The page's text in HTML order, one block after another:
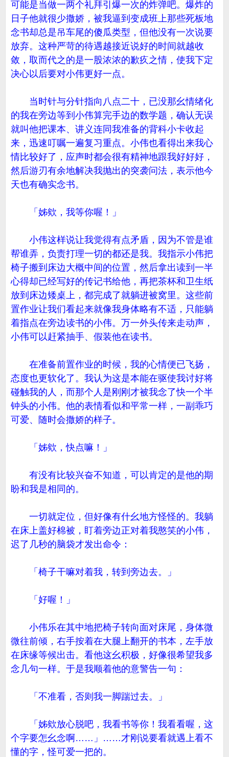
可能是当做一两个礼拜引爆一次的炸弹吧。爆炸的
日子他就很少撒娇，被我逼到变成班上那些死板地
念书却总是吊车尾的傻瓜类型，但他没有一次说要
放弃。这种严苛的待遇越接近说好的时间就越收
敛，取而代之的是一股浓浓的歉疚之情，使我下定
决心以后要对小伟更好一点。
当时针与分针指向八点二十，已没那幺情绪化
的我在旁边等到小伟算完手边的数学题，确认无误
就叫他把课本、讲义连同我准备的背科小卡收起
来，迅速叮嘱一遍复习重点。小伟也看得出来我心
情比较好了，应声时都会很有精神地跟我好好好，
然后游刃有余地解决我抛出的突袭问法，表示他今
天也有确实念书。
「姊欸，我等你喔！」
小伟这样说让我觉得有点矛盾，因为不管是谁
帮谁弄，负责打理一切的都还是我。我指示小伟把
椅子搬到床边大概中间的位置，然后拿出读到一半
心得却已经写好的传记书给他，再把茶杯和卫生纸
放到床边矮桌上，都完成了就躺进被窝里。这些前
置作业让我们看起来就像我身体略有不适，只能躺
着指点在旁边读书的小伟。万一外头传来走动声，
小伟可以赶紧抽手、假装他在读书。
在准备前置作业的时候，我的心情便已飞扬，
态度也更软化了。我认为这是本能在驱使我讨好将
碰触我的人，而那个人是刚刚才被我念了快一个半
钟头的小伟。他的表情看似和平常一样，一副乖巧
可爱、随时会撒娇的样子。
「姊欸，快点嘛！」
有没有比较兴奋不知道，可以肯定的是他的期
盼和我是相同的。
一切就定位，但好像有什幺地方怪怪的。我躺
在床上盖好棉被，盯着旁边正对着我憨笑的小伟，
迟了几秒的脑袋才发出命令：
「椅子干嘛对着我，转到旁边去。」
「好喔！」
小伟乐在其中地把椅子转向面对床尾，身体微
微往前倾，右手按着在大腿上翻开的书本，左手放
在床缘等候出击。看他这幺积极，好像很希望我多
念几句一样。于是我顺着他的意警告一句：
「不准看，否则我一脚踹过去。」
「姊欸放心脱吧，我看书等你！我看看喔，这
个字要怎幺念啊……」……才刚说要看就遇上看不
懂的字，怪可爱一把的。